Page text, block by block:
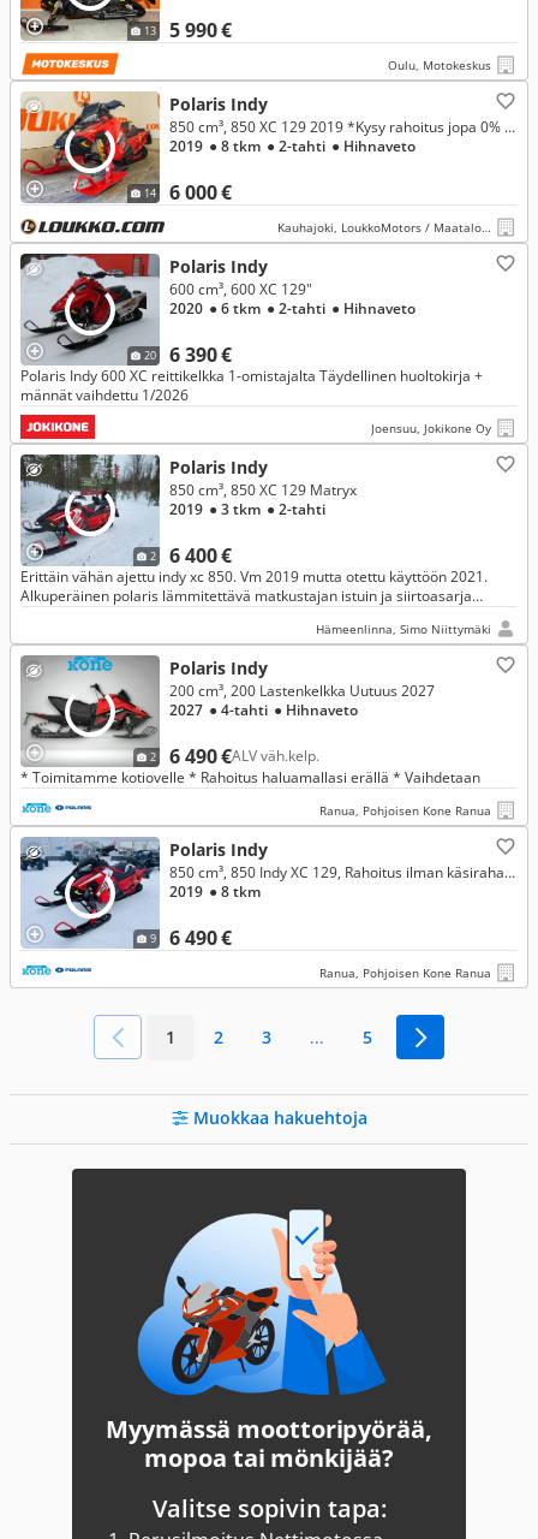
13 5 990 €
Oulu, Motokeskus
14
Polaris Indy
6 000 €
850 cm³, 850 XC 129 2019 *Kysy rahoitus jopa 0% korolla!
2019 ● 8 tkm ● 2-tahti ● Hihnaveto
Kauhajoki, LoukkoMotors / Maatalous Kauhajoki
20
Polaris Indy
6 390 €
600 cm³, 600 XC 129"
2020 ● 6 tkm ● 2-tahti ● Hihnaveto
Polaris Indy 600 XC reittikelkka 1-omistajalta Täydellinen huoltokirja +
männät vaihdettu 1/2026
Joensuu, Jokikone Oy
2
Polaris Indy
6 400 €
850 cm³, 850 XC 129 Matryx
2019 ● 3 tkm ● 2-tahti
Erittäin vähän ajettu indy xc 850. Vm 2019 mutta otettu käyttöön 2021.
Alkuperäinen polaris lämmitettävä matkustajan istuin ja siirtoasarja
Hämeenlinna, Simo Niittymäki
2
Polaris Indy
6 490 €ALV väh.kelp.
200 cm³, 200 Lastenkelkka Uutuus 2027
2027 ● 4-tahti ● Hihnaveto
* Toimitamme kotiovelle * Rahoitus haluamallasi erällä * Vaihdetaan
Ranua, Pohjoisen Kone Ranua
9
Polaris Indy
6 490 €
850 cm³, 850 Indy XC 129, Rahoitus ilman käsirahaa! //Toimitus//Vaihto//Rahoitus
2019 ● 8 tkm
Ranua, Pohjoisen Kone Ranua
1 2 3 ... 5
Muokkaa hakuehtoja
Myymässä moottoripyörää,
mopoa tai mönkijää?
Valitse sopivin tapa: